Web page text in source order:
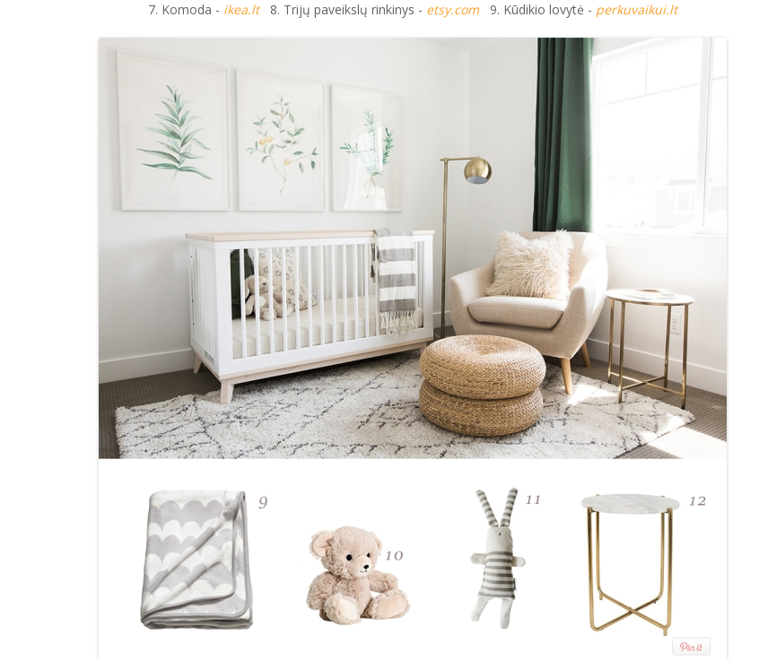
7. Komoda - ikea.lt8. Trijų paveikslų rinkinys - etsy.com 9. Kūdikio lovytė - perkuvaikui.lt